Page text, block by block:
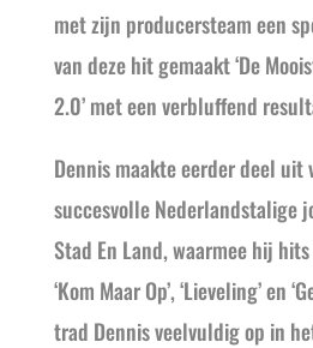
met zijn producersteam een
van deze hit gemaakt ‘De
2.0’ met een verbluffend
Dennis maakte eerder deel uit
succesvolle Nederlandstalige
Stad En Land, waarmee hij
‘Kom Maar Op’, ‘Lieveling’ en
trad Dennis veelvuldig op in